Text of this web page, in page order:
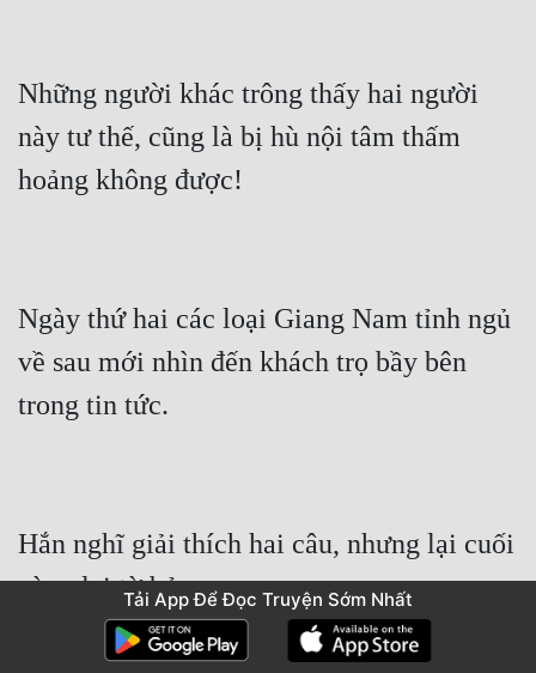
Những người khác trông thấy hai người
này tư thế, cũng là bị hù nội tâm thấm
hoảng không được!
Ngày thứ hai các loại Giang Nam tỉnh ngủ
về sau mới nhìn đến khách trọ bầy bên
trong tin tức.
Hắn nghĩ giải thích hai câu, nhưng lại cuối
cùng lại từ bỏ.Tải App Để Đọc Truyện Sớm Nhất